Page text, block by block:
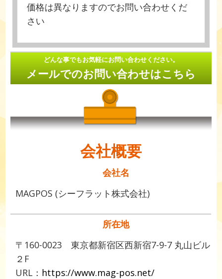
価格は異なりますのでお問い合わせくだ
さい
どんな事でもお気軽にお問い合わせください。
メールでのお問い合わせはこちら
会社概要
会社名
MAGPOS (シーフラット株式会社)
所在地
〒160-0023 東京都新宿区西新宿7-9-7 丸山ビル
２F
URL： https://www.mag-pos.net/